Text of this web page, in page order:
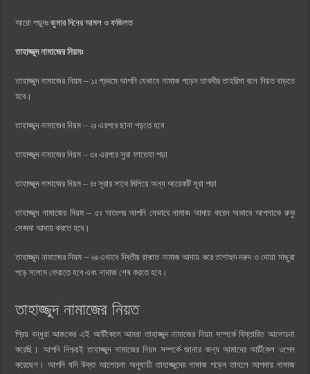
আরো পড়ুনঃজুমার দিনের আমল ও ফজিলত
তাহাজ্জুদ নামাজের নিয়মঃ
তাহাজ্জুদ নামাজের নিয়ম – ১ঃ প্রথমে আপনি যেভাবে নামাজ পড়েন তাকবীর তাহরিমা বলে নিয়ত বাড়তে
হবে।
তাহাজ্জুদ নামাজের নিয়ম – ২ঃ এরপরে ছানা পড়তে হবে
তাহাজ্জুদ নামাজের নিয়ম – ৩ঃ এরপরে সুরা ফাতেহা পড়া
তাহাজ্জুদ নামাজের নিয়ম – ৪ঃ সূরার সাথে মিলিয়ে অন্য আরেকটি সূরা পড়া
তাহাজ্জুদ নামাজের নিয়ম – ৫ঃ অতঃপর আপনি যেভাবে নামাজ আদায় করেন অভাবে আপনাকে রুকু
সেজদা আদায় করতে হবে।
তাহাজ্জুদ নামাজের নিয়ম – ৬ঃ এভাবে দ্বিতীয় রাকাত নামাজ আদায় করে তাশাহুদ দরুদ ও দোয়া মাছুরা
পড়ে সালাম ফেরাতে হবে এবং নামাজ শেষ করতে হবে।
তাহাজ্জুদ নামাজের নিয়ত
প্রিয় বন্ধুরা আজকের এই আর্টিকেলে আমরা তাহাজ্জুদ নামাজের নিয়ম সম্পর্কে বিস্তারিত আলোচনা
করেছি। আপনি নিশ্চয়ই তাহাজ্জুদ নামাজের নিয়ম সম্পর্কে জানার জন্য আমাদের আর্টিকেল ওপেন
করেছেন। আপনি যদি উক্ত আলোচনা অনুযায়ী তাহাজ্জুদের নামাজ পড়েন তাহলে আপনার নামাজ